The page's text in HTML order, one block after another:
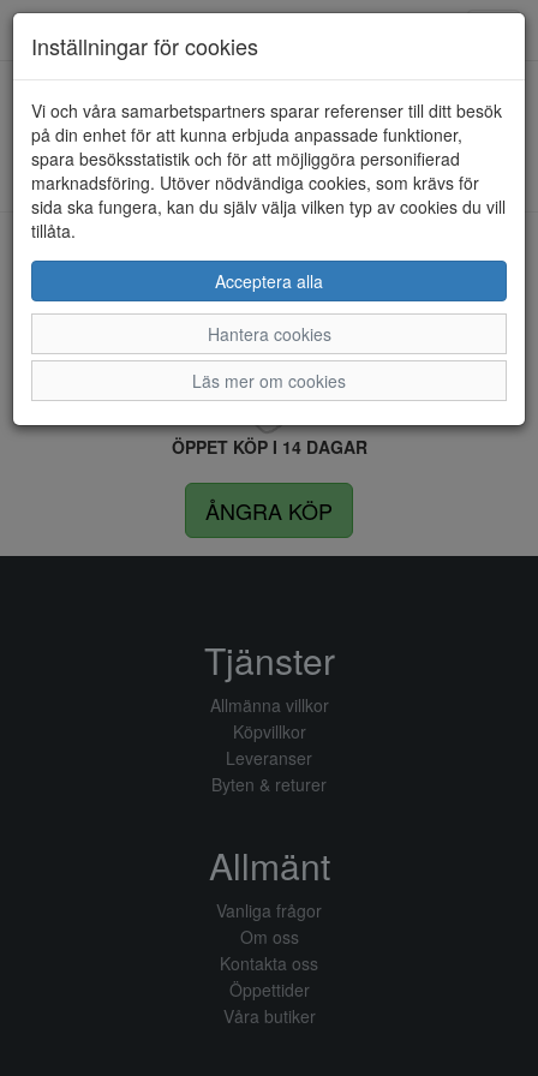
HEM ROHDE
Kunde inte hitta några artiklar...
LEVERANS INOM 4 DAGAR INOM SVERIGE
FRI FRAKT VID KÖP ÖVER 1.500 KR
ÖPPET KÖP I 14 DAGAR
ÅNGRA KÖP
Inställningar för cookies
Vi och våra samarbetspartners sparar referenser till ditt besök
på din enhet för att kunna erbjuda anpassade funktioner,
spara besöksstatistik och för att möjliggöra personifierad
marknadsföring. Utöver nödvändiga cookies, som krävs för
sida ska fungera, kan du själv välja vilken typ av cookies du vill
tillåta.
Acceptera alla
Hantera cookies
Läs mer om cookies
Tjänster
Allmänna villkor
Köpvillkor
Leveranser
Byten & returer
Allmänt
Vanliga frågor
Om oss
Kontakta oss
Öppettider
Våra butiker